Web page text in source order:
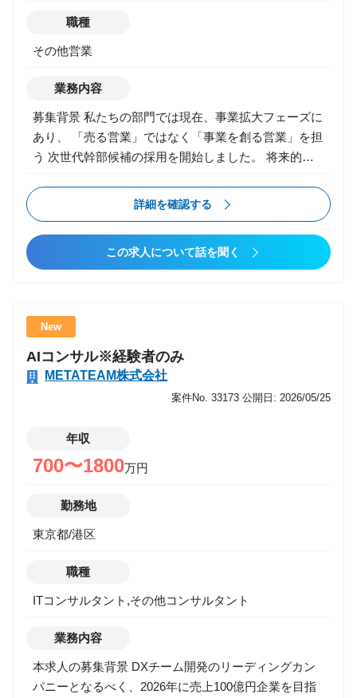
歴7年 ：年収800万円 ・証券営業9年：年収1,200万円
職種
その他営業
業務内容
募集背景 私たちの部門では現在、事業拡大フェーズに
あり、 「売る営業」ではなく「事業を創る営業」を担
う 次世代幹部候補の採用を開始しました。 将来的に
どを担っていただくことを前提としたポジションで
す。 仕事内容 まずは営業の最前線に立ちながら、 将
来的な幹部・事業責任者を目指していただきます。 入
営業戦略・KPI設計 チームマネジメント 事業計画立案
新規事業・新規サービス企画 経営層とのディスカッシ
ョン・意思決定参加 この仕事の魅力 事業立ち上げに
携われる 数字だけでなく「事業全体」を見られる視座
が身につく 早期から裁量を持って意思決定に関われる
のキャリアが「営業」だけに閉じない
詳細を確認する
この求人について話を聞く
New
AIコンサル※経験者のみ
METATEAM株式会社
案件No. 33173 公開日: 2026/05/25
年収
700〜1800万円
勤務地
東京都/港区
職種
ITコンサルタント,その他コンサルタント
業務内容
本求人の募集背景 DXチーム開発のリーディングカン
パニーとなるべく、2026年に売上100億円企業を目指